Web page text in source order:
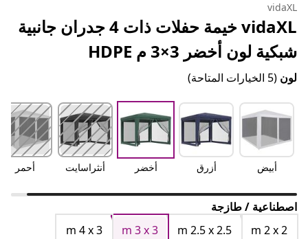
vidaXL
vidaXL خيمة حفلات ذات 4 جدران جانبية
شبكية لون أخضر 3×3 م HDPE
لون (5 الخيارات المتاحة)
أبيض أزرق أخضر أنثراسايت أحمر
اصطناعية / طازجة
m 2 x 2
m 2.5 x 2.5
m 3 x 3
m 4 x 3